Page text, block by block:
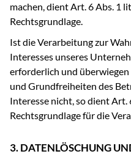
machen, dient Art. 6 Abs. 1
Rechtsgrundlage.
Ist die Verarbeitung zur
Interesses unseres
erforderlich und
und Grundfreiheiten des
Interesse nicht, so dient Art.
Rechtsgrundlage für die
3. DATENLÖSCHUNG